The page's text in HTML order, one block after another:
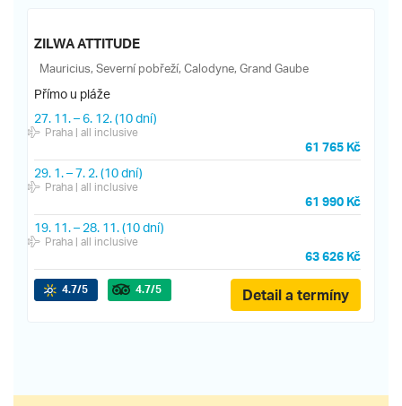
ZILWA ATTITUDE
Mauricius, Severní pobřeží, Calodyne, Grand Gaube
Přímo u pláže
27. 11.–6. 12.(10 dní)
Praha| all inclusive
61 765 Kč
29. 1.–7. 2.(10 dní)
Praha| all inclusive
61 990 Kč
19. 11.– 28. 11.(10 dní)
Praha| all inclusive
63 626 Kč
4.7/5 4.7/5 Detail a termíny